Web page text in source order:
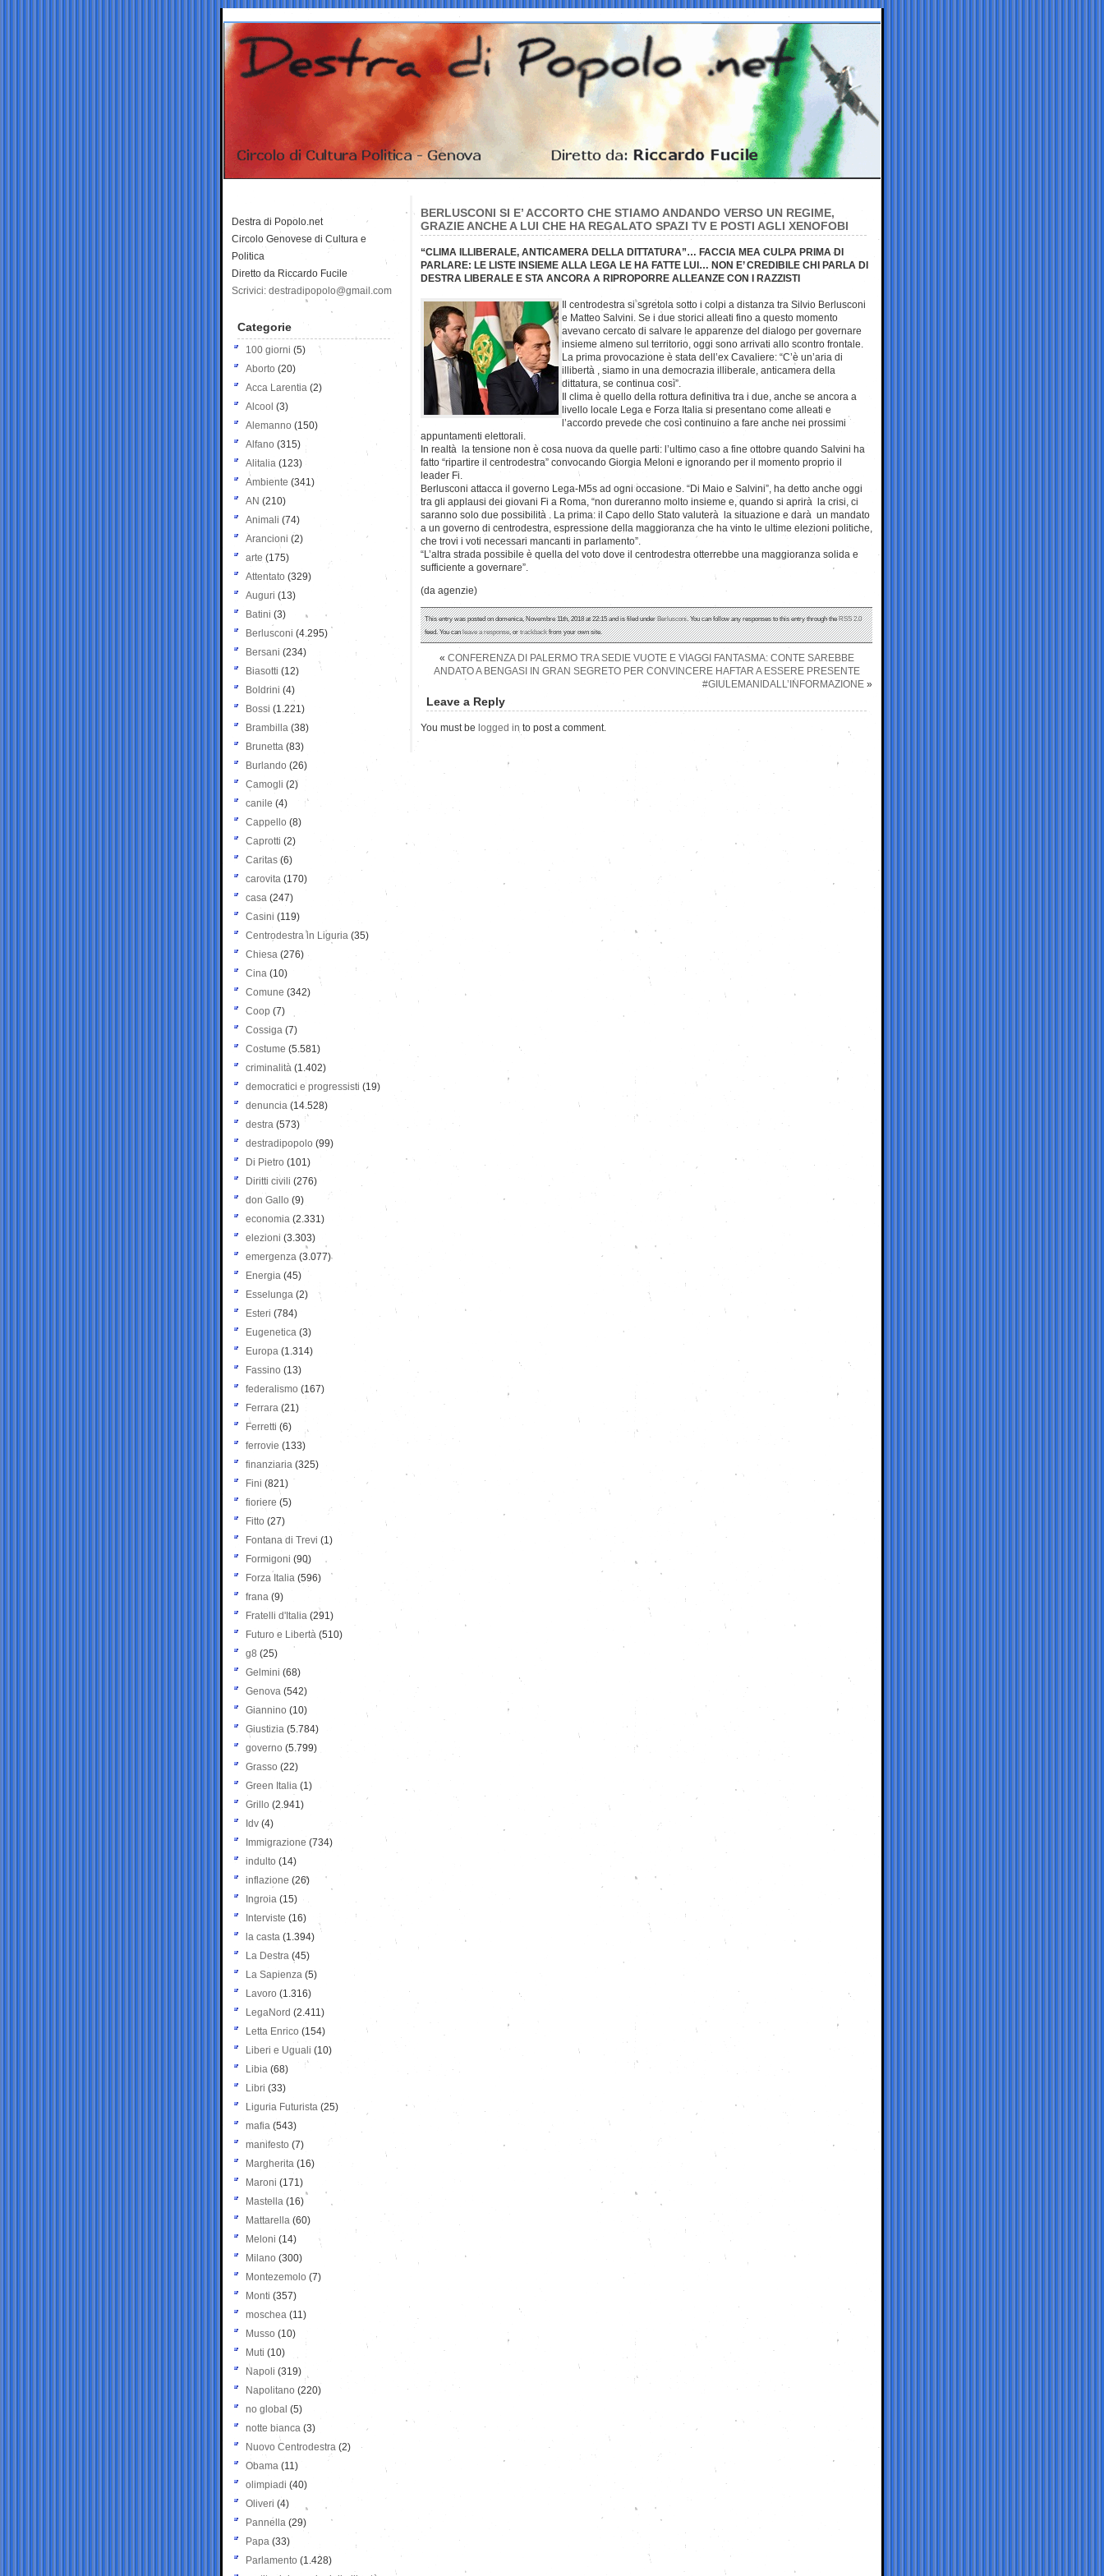
BERLUSCONI SI E’ ACCORTO CHE STIAMO ANDANDO VERSO UN REGIME,
GRAZIE ANCHE A LUI CHE HA REGALATO SPAZI TV E POSTI AGLI XENOFOBI
“CLIMA ILLIBERALE, ANTICAMERA DELLA DITTATURA”… FACCIA MEA CULPA PRIMA DI
PARLARE: LE LISTE INSIEME ALLA LEGA LE HA FATTE LUI… NON E’ CREDIBILE CHI PARLA DI
DESTRA LIBERALE E STA ANCORA A RIPROPORRE ALLEANZE CON I RAZZISTI
Il centrodestra si sgretola sotto i colpi a distanza tra Silvio Berlusconi
e Matteo Salvini. Se i due storici alleati fino a questo momento
avevano cercato di salvare le apparenze del dialogo per governare
insieme almeno sul territorio, oggi sono arrivati allo scontro frontale.
La prima provocazione è stata dell’ex Cavaliere: “C’è un’aria di
illibertà , siamo in una democrazia illiberale, anticamera della
dittatura, se continua così”.
Il clima è quello della rottura definitiva tra i due, anche se ancora a
livello locale Lega e Forza Italia si presentano come alleati e
l’accordo prevede che così continuino a fare anche nei prossimi
appuntamenti elettorali.
In realtà la tensione non è cosa nuova da quelle parti: l’ultimo caso a fine ottobre quando Salvini ha
fatto “ripartire il centrodestra” convocando Giorgia Meloni e ignorando per il momento proprio il
leader Fi.
Berlusconi attacca il governo Lega-M5s ad ogni occasione. “Di Maio e Salvini”, ha detto anche oggi
tra gli applausi dei giovani Fi a Roma, “non dureranno molto insieme e, quando si aprirà la crisi, ci
saranno solo due possibilità . La prima: il Capo dello Stato valuterà la situazione e darà un mandato
a un governo di centrodestra, espressione della maggioranza che ha vinto le ultime elezioni politiche,
che trovi i voti necessari mancanti in parlamento”.
“L’altra strada possibile è quella del voto dove il centrodestra otterrebbe una maggioranza solida e
sufficiente a governare”.
(da agenzie)
This entry was posted on domenica, Novembre 11th, 2018 at 22:15 and is filed underBerlusconi. You can follow any responses to this entry through theRSS 2.0
feed. You canleave a response, ortrackbackfrom your own site.
« CONFERENZA DI PALERMO TRA SEDIE VUOTE E VIAGGI FANTASMA: CONTE SAREBBE
ANDATO A BENGASI IN GRAN SEGRETO PER CONVINCERE HAFTAR A ESSERE PRESENTE
#GIULEMANIDALL’INFORMAZIONE »
Leave a Reply
You must be logged in to post a comment.
Destra di Popolo.net
Circolo Genovese di Cultura e
Politica
Diretto da Riccardo Fucile
Scrivici: destradipopolo@gmail.com
Categorie
100 giorni (5)
Aborto (20)
Acca Larentia (2)
Alcool (3)
Alemanno (150)
Alfano (315)
Alitalia (123)
Ambiente (341)
AN (210)
Animali (74)
Arancioni (2)
arte (175)
Attentato (329)
Auguri (13)
Batini (3)
Berlusconi (4.295)
Bersani (234)
Biasotti (12)
Boldrini (4)
Bossi (1.221)
Brambilla (38)
Brunetta (83)
Burlando (26)
Camogli (2)
canile (4)
Cappello (8)
Caprotti (2)
Caritas (6)
carovita (170)
casa (247)
Casini (119)
Centrodestra in Liguria (35)
Chiesa (276)
Cina (10)
Comune (342)
Coop (7)
Cossiga (7)
Costume (5.581)
criminalità (1.402)
democratici e progressisti (19)
denuncia (14.528)
destra (573)
destradipopolo (99)
Di Pietro (101)
Diritti civili (276)
don Gallo (9)
economia (2.331)
elezioni (3.303)
emergenza (3.077)
Energia (45)
Esselunga (2)
Esteri (784)
Eugenetica (3)
Europa (1.314)
Fassino (13)
federalismo (167)
Ferrara (21)
Ferretti (6)
ferrovie (133)
finanziaria (325)
Fini (821)
fioriere (5)
Fitto (27)
Fontana di Trevi (1)
Formigoni (90)
Forza Italia (596)
frana (9)
Fratelli d'Italia (291)
Futuro e Libertà (510)
g8 (25)
Gelmini (68)
Genova (542)
Giannino (10)
Giustizia (5.784)
governo (5.799)
Grasso (22)
Green Italia (1)
Grillo (2.941)
Idv (4)
Immigrazione (734)
indulto (14)
inflazione (26)
Ingroia (15)
Interviste (16)
la casta (1.394)
La Destra (45)
La Sapienza (5)
Lavoro (1.316)
LegaNord (2.411)
Letta Enrico (154)
Liberi e Uguali (10)
Libia (68)
Libri (33)
Liguria Futurista (25)
mafia (543)
manifesto (7)
Margherita (16)
Maroni (171)
Mastella (16)
Mattarella (60)
Meloni (14)
Milano (300)
Montezemolo (7)
Monti (357)
moschea (11)
Musso (10)
Muti (10)
Napoli (319)
Napolitano (220)
no global (5)
notte bianca (3)
Nuovo Centrodestra (2)
Obama (11)
olimpiadi (40)
Oliveri (4)
Pannella (29)
Papa (33)
Parlamento (1.428)